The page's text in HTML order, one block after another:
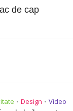
de cap
• Design • Video